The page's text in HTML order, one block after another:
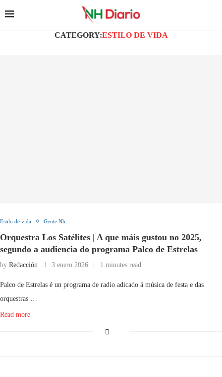
CATEGORY:ESTILO DE VIDA
Estilo de vida Gente Nh
Orquestra Los Satélites | A que máis gustou no 2025,
segundo a audiencia do programa Palco de Estrelas
by Redacción 3 enero 2026 1 minutes read
Palco de Estrelas é un programa de radio adicado á música de festa e das
orquestras …
Read more